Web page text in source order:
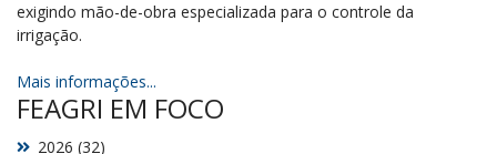
exigindo mão-de-obra especializada para o controle da
irrigação.
Mais informações...
FEAGRI EM FOCO
2026 (32)